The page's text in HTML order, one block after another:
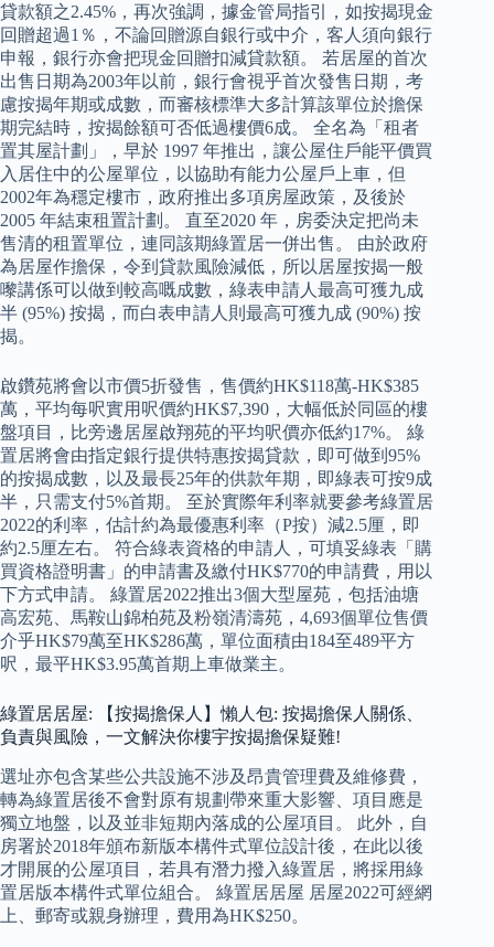
貸款額之2.45%，再次強調，據金管局指引，如按揭現金
回贈超過1％，不論回贈源自銀行或中介，客人須向銀行
申報，銀行亦會把現金回贈扣減貸款額。 若居屋的首次
出售日期為2003年以前，銀行會視乎首次發售日期，考
慮按揭年期或成數，而審核標準大多計算該單位於擔保
期完結時，按揭餘額可否低過樓價6成。 全名為「租者
置其屋計劃」，早於 1997 年推出，讓公屋住戶能平價買
入居住中的公屋單位，以協助有能力公屋戶上車，但
2002年為穩定樓市，政府推出多項房屋政策，及後於
2005 年結束租置計劃。 直至2020 年，房委決定把尚未
售清的租置單位，連同該期綠置居一併出售。 由於政府
為居屋作擔保，令到貸款風險減低，所以居屋按揭一般
嚟講係可以做到較高嘅成數，綠表申請人最高可獲九成
半 (95%) 按揭，而白表申請人則最高可獲九成 (90%) 按
揭。
啟鑽苑將會以市價5折發售，售價約HK$118萬-HK$385
萬，平均每呎實用呎價約HK$7,390，大幅低於同區的樓
盤項目，比旁邊居屋啟翔苑的平均呎價亦低約17%。 綠
置居將會由指定銀行提供特惠按揭貸款，即可做到95%
的按揭成數，以及最長25年的供款年期，即綠表可按9成
半，只需支付5%首期。 至於實際年利率就要參考綠置居
2022的利率，估計約為最優惠利率（P按）減2.5厘，即
約2.5厘左右。 符合綠表資格的申請人，可填妥綠表「購
買資格證明書」的申請書及繳付HK$770的申請費，用以
下方式申請。 綠置居2022推出3個大型屋苑，包括油塘
高宏苑、馬鞍山錦柏苑及粉嶺清濤苑，4,693個單位售價
介乎HK$79萬至HK$286萬，單位面積由184至489平方
呎，最平HK$3.95萬首期上車做業主。
綠置居居屋: 【按揭擔保人】懶人包: 按揭擔保人關係、
負責與風險，一文解決你樓宇按揭擔保疑難!
選址亦包含某些公共設施不涉及昂貴管理費及維修費，
轉為綠置居後不會對原有規劃帶來重大影響、項目應是
獨立地盤，以及並非短期內落成的公屋項目。 此外，自
房署於2018年頒布新版本構件式單位設計後，在此以後
才開展的公屋項目，若具有潛力撥入綠置居，將採用綠
置居版本構件式單位組合。 綠置居居屋 居屋2022可經網
上、郵寄或親身辦理，費用為HK$250。